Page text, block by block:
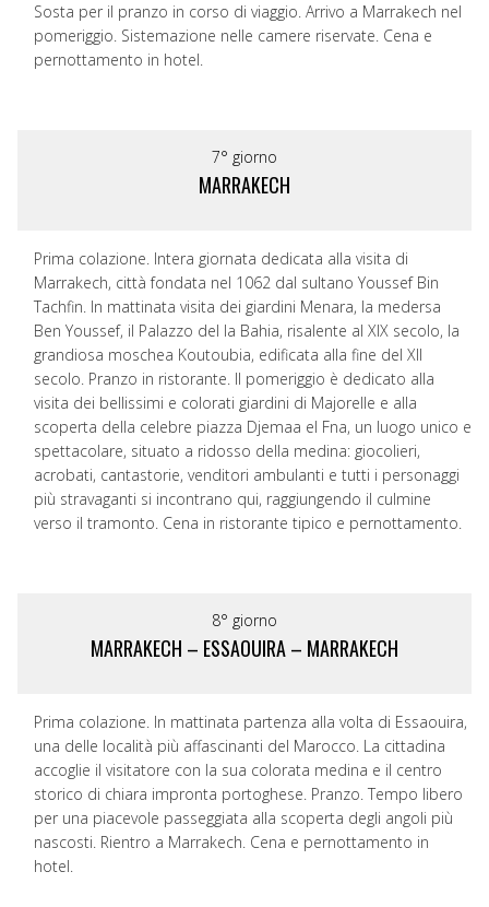
Sosta per il pranzo in corso di viaggio. Arrivo a Marrakech nel
pomeriggio. Sistemazione nelle camere riservate. Cena e
pernottamento in hotel.
7° giorno
MARRAKECH
Prima colazione. Intera giornata dedicata alla visita di
Marrakech, città fondata nel 1062 dal sultano Youssef Bin
Tachfin. In mattinata visita dei giardini Menara, la medersa
Ben Youssef, il Palazzo del la Bahia, risalente al XIX secolo, la
grandiosa moschea Koutoubia, edificata alla fine del XII
secolo. Pranzo in ristorante. Il pomeriggio è dedicato alla
visita dei bellissimi e colorati giardini di Majorelle e alla
scoperta della celebre piazza Djemaa el Fna, un luogo unico e
spettacolare, situato a ridosso della medina: giocolieri,
acrobati, cantastorie, venditori ambulanti e tutti i personaggi
più stravaganti si incontrano qui, raggiungendo il culmine
verso il tramonto. Cena in ristorante tipico e pernottamento.
8° giorno
MARRAKECH – ESSAOUIRA – MARRAKECH
Prima colazione. In mattinata partenza alla volta di Essaouira,
una delle località più affascinanti del Marocco. La cittadina
accoglie il visitatore con la sua colorata medina e il centro
storico di chiara impronta portoghese. Pranzo. Tempo libero
per una piacevole passeggiata alla scoperta degli angoli più
nascosti. Rientro a Marrakech. Cena e pernottamento in
hotel.